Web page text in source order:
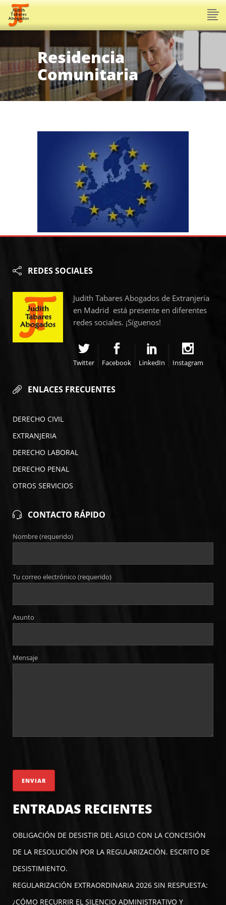
Residencia
Comunitaria
REDES SOCIALES
Judith Tabares Abogados de Extranjería
en Madrid está presente en diferentes
redes sociales. ¡Síguenos!
Twitter Facebook LinkedIn Instagram
ENLACES FRECUENTES
DERECHO CIVIL
EXTRANJERIA
DERECHO LABORAL
DERECHO PENAL
OTROS SERVICIOS
CONTACTO RÁPIDO
Nombre (requerido)
Tu correo electrónico (requerido)
Asunto
Mensaje
ENTRADAS RECIENTES
OBLIGACIÓN DE DESISTIR DEL ASILO CON LA CONCESIÓN
DE LA RESOLUCIÓN POR LA REGULARIZACIÓN. ESCRITO DE
DESISTIMIENTO.
REGULARIZACIÓN EXTRAORDINARIA 2026 SIN RESPUESTA:
¿CÓMO RECURRIR EL SILENCIO ADMINISTRATIVO Y